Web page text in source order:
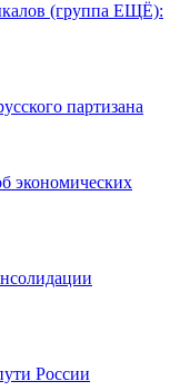
(группа ЕЩЁ):
партизана
экономических
России